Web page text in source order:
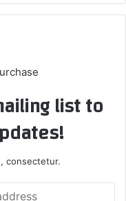
list to
consectetur.